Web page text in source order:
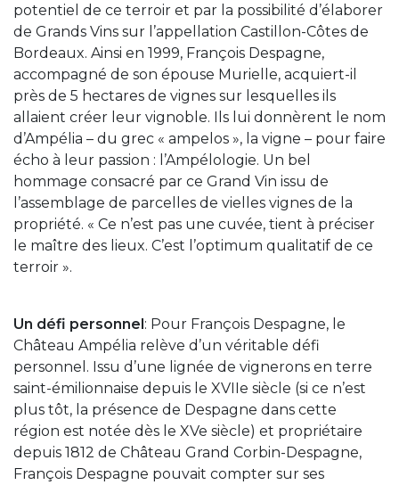
potentiel de ce terroir et par la possibilité d’élaborer
de Grands Vins sur l’appellation Castillon-Côtes de
Bordeaux. Ainsi en 1999, François Despagne,
accompagné de son épouse Murielle, acquiert-il
près de 5 hectares de vignes sur lesquelles ils
allaient créer leur vignoble. Ils lui donnèrent le nom
d’Ampélia – du grec « ampelos », la vigne – pour faire
écho à leur passion : l’Ampélologie. Un bel
hommage consacré par ce Grand Vin issu de
l’assemblage de parcelles de vielles vignes de la
propriété. « Ce n’est pas une cuvée, tient à préciser
le maître des lieux. C’est l’optimum qualitatif de ce
terroir ».
Un défi personnel: Pour François Despagne, le
Château Ampélia relève d’un véritable défi
personnel. Issu d’une lignée de vignerons en terre
saint-émilionnaise depuis le XVIIe siècle (si ce n’est
plus tôt, la présence de Despagne dans cette
région est notée dès le XVe siècle) et propriétaire
depuis 1812 de Château Grand Corbin-Despagne,
François Despagne pouvait compter sur ses